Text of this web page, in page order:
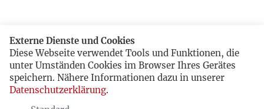
Externe Dienste und Cookies
Diese Webseite verwendet Tools und Funktionen, die
unter Umständen Cookies im Browser Ihres Gerätes
speichern. Nähere Informationen dazu in unserer
Datenschutzerklärung.